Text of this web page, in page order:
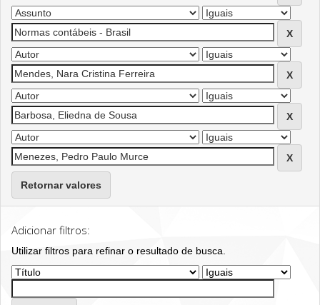
Retornar valores
Adicionar filtros:
Utilizar filtros para refinar o resultado de busca.